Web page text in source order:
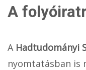
A
AHadtudományi
nyomtatásban is